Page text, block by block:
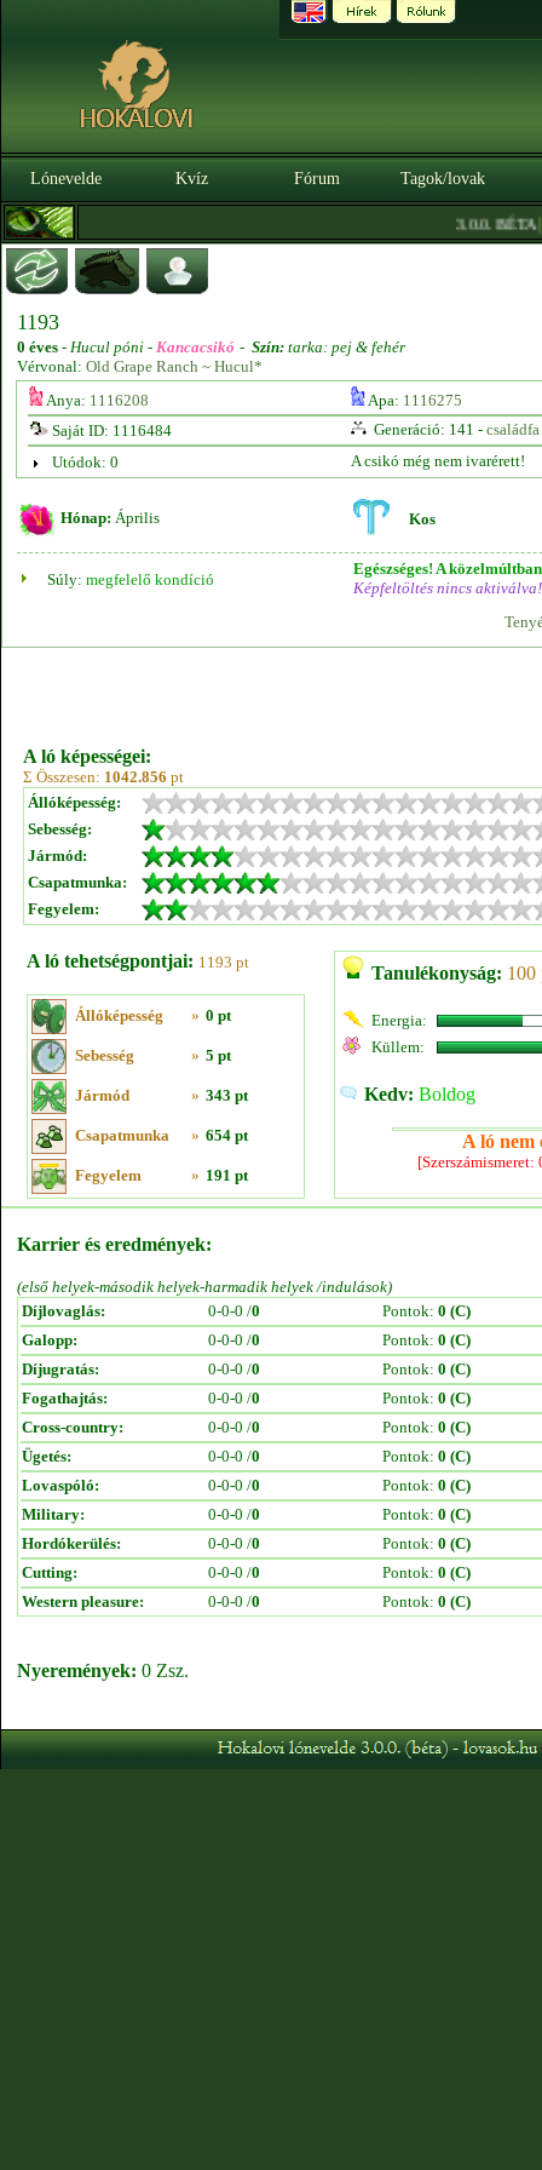
Lónevelde Kvíz Fórum Tagok/lovak
3.0.0. BÉTA|
1193
0 éves - Hucul póni - Kancacsikó - Szín: tarka: pej & fehér
Vérvonal: Old Grape Ranch ~ Hucul*
Anya: 1116208 Apa: 1116275
Saját ID: 1116484
Generáció: 141 - családfa
Utódok: 0
A csikó még nem ivarérett!
Hónap: Április Kos
Súly: megfelelő kondíció
Egészséges! A
Képfeltöltés nincs aktiválva!
A ló képességei:
Σ Összesen: 1042.856 pt
Állóképesség:
Sebesség:
Jármód:
Csapatmunka:
Fegyelem:
A ló tehetségpontjai: 1193 pt
Állóképesség » 0 pt
Sebesség » 5 pt
Jármód » 343 pt
Csapatmunka » 654 pt
Fegyelem » 191 pt
Tanulékonyság: 100
Energia:
Küllem:
Kedv: Boldog
A ló nem
Karrier és eredmények:
(első helyek-második helyek-harmadik helyek /indulások)
Díjlovaglás:
0-0-0 /0 Pontok: 0 (C)
Galopp:
0-0-0 /0 Pontok: 0 (C)
Díjugratás:
0-0-0 /0 Pontok: 0 (C)
Fogathajtás:
0-0-0 /0 Pontok: 0 (C)
Cross-country:
0-0-0 /0 Pontok: 0 (C)
Ügetés:
0-0-0 /0 Pontok: 0 (C)
Lovaspóló:
0-0-0 /0 Pontok: 0 (C)
Military:
0-0-0 /0 Pontok: 0 (C)
Hordókerülés:
0-0-0 /0 Pontok: 0 (C)
Cutting:
0-0-0 /0 Pontok: 0 (C)
Western pleasure:
0-0-0 /0 Pontok: 0 (C)
Nyeremények: 0 Zsz.